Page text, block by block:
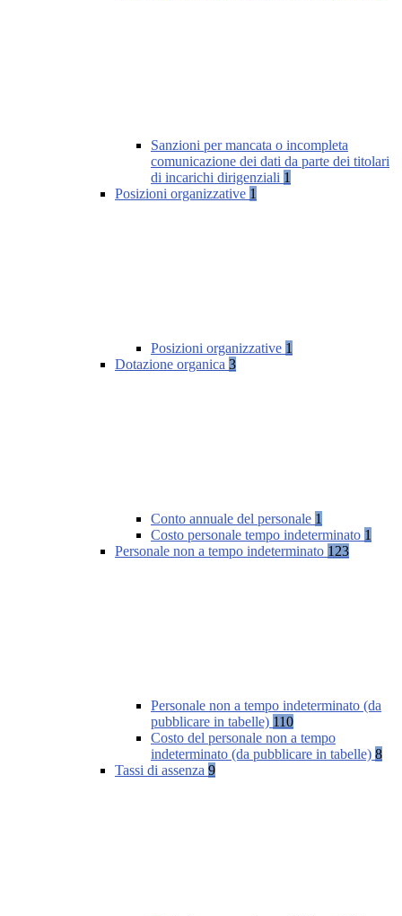
Sanzioni per mancata o incompleta
comunicazione dei dati da parte dei titolari
di incarichi dirigenziali 1
Posizioni organizzative 1
Posizioni organizzative 1
Dotazione organica 3
Conto annuale del personale 1
Costo personale tempo indeterminato 1
Personale non a tempo indeterminato 123
Personale non a tempo indeterminato (da
pubblicare in tabelle) 110
Costo del personale non a tempo
indeterminato (da pubblicare in tabelle) 8
Tassi di assenza 9